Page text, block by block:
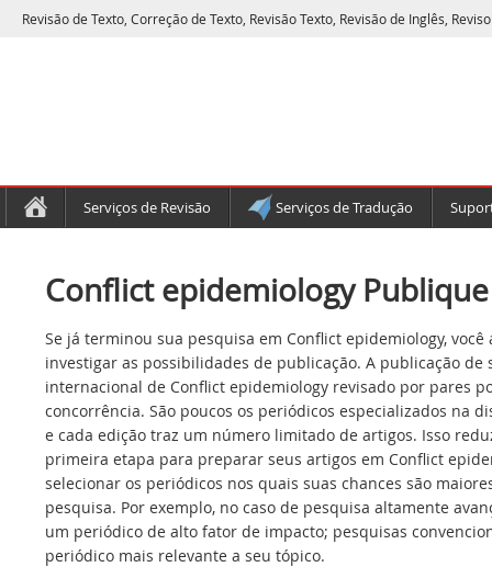
Revisão de Texto, Correção de Texto, Revisão Texto, Revisão de Inglês,
Serviços de Revisão Serviços de Tradução
Conflict epidemiology
Se já terminou sua pesquisa em Conflict epidemiology,
investigar as possibilidades de publicação. A publicação
internacional de Conflict epidemiology revisado por pares
concorrência. São poucos os periódicos especializados na
e cada edição traz um número limitado de artigos. Isso
primeira etapa para preparar seus artigos em Conflict
selecionar os periódicos nos quais suas chances são
pesquisa. Por exemplo, no caso de pesquisa altamente
um periódico de alto fator de impacto; pesquisas
periódico mais relevante a seu tópico.